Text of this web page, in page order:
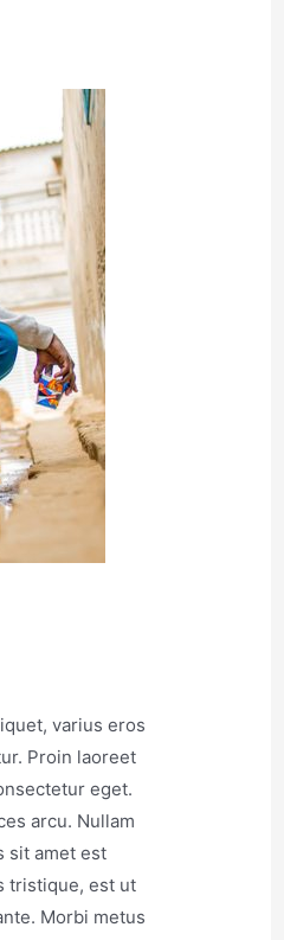
varius eros
Proin laoreet
eget.
arcu. Nullam
sit amet est
tristique, est ut
Morbi metus